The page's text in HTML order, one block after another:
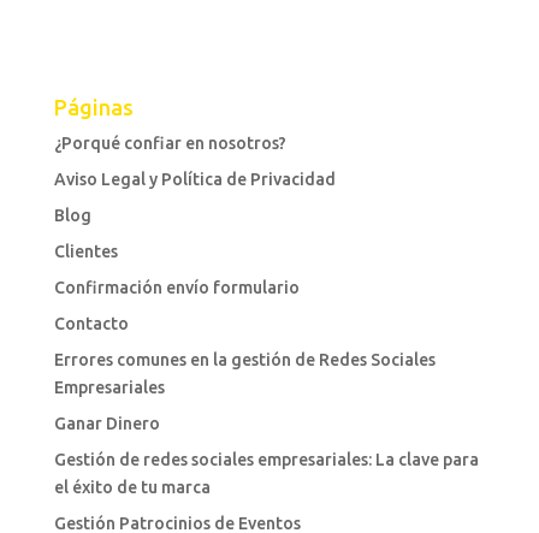
Páginas
¿Porqué confiar en nosotros?
Aviso Legal y Política de Privacidad
Blog
Clientes
Confirmación envío formulario
Contacto
Errores comunes en la gestión de Redes Sociales
Empresariales
Ganar Dinero
Gestión de redes sociales empresariales: La clave para
el éxito de tu marca
Gestión Patrocinios de Eventos